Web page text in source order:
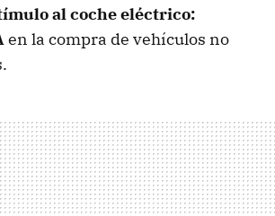
al coche eléctrico:
en la compra de vehículos no